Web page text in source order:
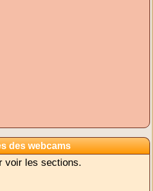
des webcams
voir les sections.